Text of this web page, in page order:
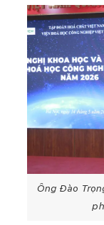
Ông Đào